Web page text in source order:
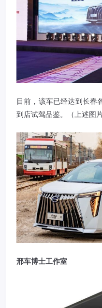
目前，该车已经达到长春
到店试驾品鉴。（上述图
邢车博士工作室